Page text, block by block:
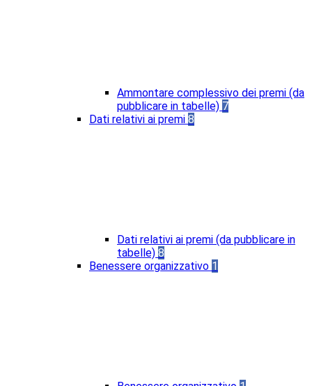
Ammontare complessivo dei premi (da
pubblicare in tabelle) 7
Dati relativi ai premi 8
Dati relativi ai premi (da pubblicare in
tabelle) 8
Benessere organizzativo 1